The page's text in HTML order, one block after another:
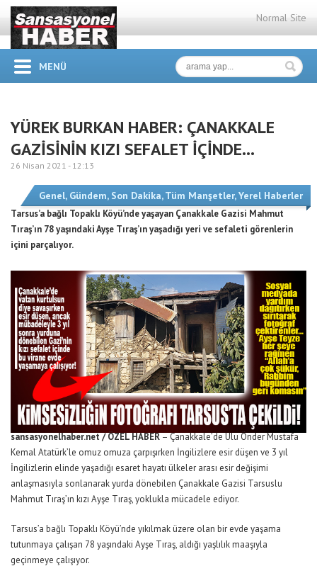
Normal Site
MENÜ
YÜREK BURKAN HABER: ÇANAKKALE
GAZİSİNİN KIZI SEFALET İÇİNDE…
26 Nisan 2021 - 12:13
Genel, Gündem, Son Dakika,Tüm Manşetler,Yerel Haberler
Tarsus’a bağlı Topaklı Köyü’nde yaşayan Çanakkale Gazisi Mahmut
Tıraş’ın 78 yaşındaki Ayşe Tıraş’ın yaşadığı yeri ve sefaleti görenlerin
içini parçalıyor.
sansasyonelhaber.net / ÖZEL HABER– Çanakkale’de Ulu Önder Mustafa
Kemal Atatürk’le omuz omuza çarpışırken İngilizlere esir düşen ve 3 yıl
İngilizlerin elinde yaşadığı esaret hayatı ülkeler arası esir değişimi
anlaşmasıyla sonlanarak yurda dönebilen Çanakkale Gazisi Tarsuslu
Mahmut Tıraş’ın kızı Ayşe Tıraş, yoklukla mücadele ediyor.
Tarsus’a bağlı Topaklı Köyü’nde yıkılmak üzere olan bir evde yaşama
tutunmaya çalışan 78 yaşındaki Ayşe Tıraş, aldığı yaşlılık maaşıyla
geçinmeye çalışıyor.